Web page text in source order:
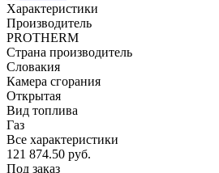
Характеристики
Производитель
PROTHERM
Страна производитель
Словакия
Камера сгорания
Открытая
Вид топлива
Газ
Все характеристики
121 874.50 руб.
Под заказ